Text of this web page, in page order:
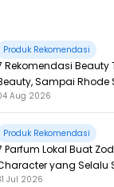
Produk Rekomendasi
Rekomendasi Beauty
Sampai Rhode
Aug 2026
Produk Rekomendasi
Parfum Lokal Buat
yang Selalu
Jul 2026